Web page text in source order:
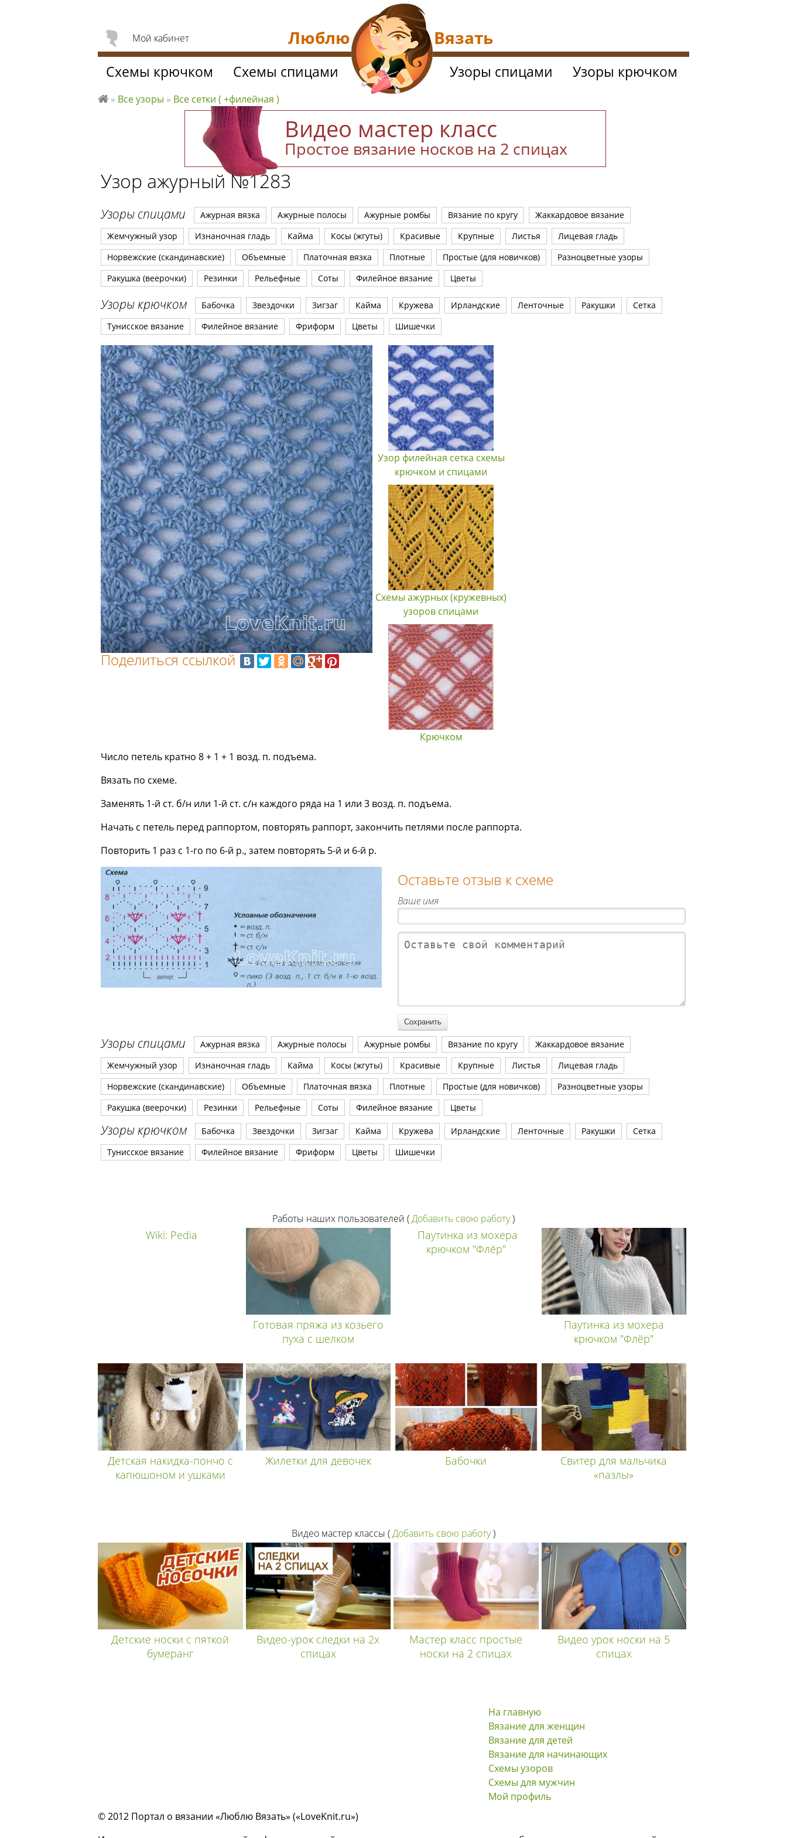
Видео мастер класс
Простое вязание носков на 2 спицах
Узор ажурный №1283
Узоры спицами Ажурная вязка Ажурные полосы Ажурные ромбы Вязание по кругу
Жаккардовое вязание
Жемчужный узор
Изнаночная гладь Кайма Косы (жгуты) Красивые Крупные Листья
Лицевая гладь
Норвежские (скандинавские)
Объемные Платочная вязка Плотные Простые (для новичков)
Разноцветные узоры
Ракушка (веерочки)
Резинки Рельефные Соты Филейное вязание Цветы
Узоры крючком Бабочка Звездочки Зигзаг Кайма Кружева Ирландские Ленточные Ракушки
Сетка
Тунисское вязание
Филейное вязание Фриформ Цветы Шишечки
Поделиться ссылкой
Узор филейная сетка схемы
крючком и спицами
Схемы ажурных (кружевных)
узоров спицами
Крючком
Число петель кратно 8 + 1 + 1 возд. п. подъема.
Вязать по схеме.
Заменять 1-й ст. б/н или 1-й ст. с/н каждого ряда на 1 или 3 возд. п. подъема.
Начать с петель перед раппортом, повторять раппорт, закончить петлями после раппорта.
Повторить 1 раз с 1-го по 6-й р., затем повторять 5-й и 6-й р.
Оставьте отзыв к схеме
Ваше имя
Узоры спицами Ажурная вязка Ажурные полосы Ажурные ромбы Вязание по кругу
Жаккардовое вязание
Жемчужный узор
Изнаночная гладь Кайма Косы (жгуты) Красивые Крупные Листья
Лицевая гладь
Норвежские (скандинавские)
Объемные Платочная вязка Плотные Простые (для новичков)
Разноцветные узоры
Ракушка (веерочки)
Резинки Рельефные Соты Филейное вязание Цветы
Узоры крючком Бабочка Звездочки Зигзаг Кайма Кружева Ирландские Ленточные Ракушки
Сетка
Тунисское вязание
Филейное вязание Фриформ Цветы Шишечки
Мой кабинет
Схемы крючком Схемы спицами Узоры спицами Узоры крючком
вя
ть
» Все узоры » Все сетки ( +филейная )
Люблю Вязать
Работы наших пользователей (Добавить свою работу)
Wiki: Pedia
Готовая пряжа из козьего
пуха с шелком
Паутинка из мохера
крючком "Флёр"
Паутинка из мохера
крючком "Флёр"
Детская накидка-пончо с
капюшоном и ушками
Жилетки для девочек Бабочки
Свитер для мальчика
«пазлы»
Видео мастер классы (Добавить свою работу)
Детские носки с пяткой
бумеранг
Видео-урок следки на 2х
спицах
Мастер класс простые
носки на 2 спицах
Видео урок носки на 5
спицах
На главную
Вязание для женщин
Вязание для детей
Вязание для начинающих
Схемы узоров
Схемы для мужчин
Мой профиль
© 2012 Портал о вязании «Люблю Вязать» («LoveKnit.ru»)